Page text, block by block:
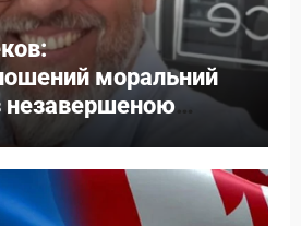
моральний
незавершеною